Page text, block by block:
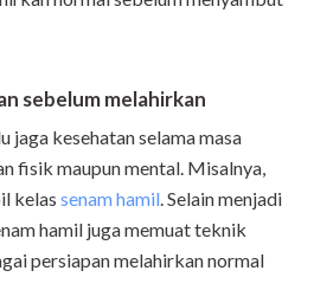
sebelum melahirkan
jaga kesehatan selama masa
fisik maupun mental. Misalnya,
kelas senam hamil . Selain menjadi
hamil juga memuat teknik
persiapan melahirkan normal